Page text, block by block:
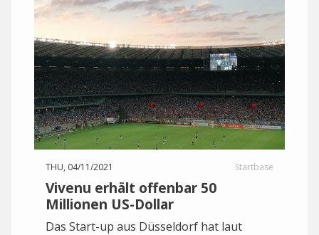
THU, 04/11/2021 Startbase
Vivenu erhält offenbar 50
Millionen US-Dollar
Das Start-up aus Düsseldorf hat laut